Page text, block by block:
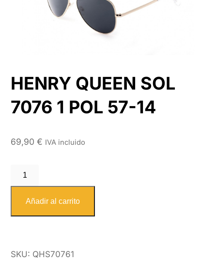
HENRY QUEEN SOL
7076 1 POL 57-14
69,90€ IVA incluido
HENRY
QUEEN
SOL
7076
57-
Añadir al carrito
SKU: QHS70761